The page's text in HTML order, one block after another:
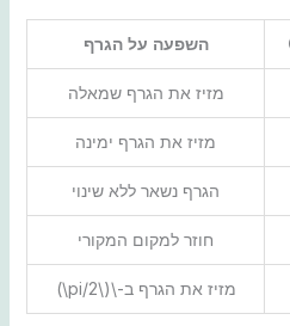
השפעה על הגרף
מזיז את הגרף שמאלה
מזיז את הגרף ימינה
הגרף נשאר ללא שינוי
חוזר למקום המקורי
מזיז את הגרף ב-\(\pi/2\)